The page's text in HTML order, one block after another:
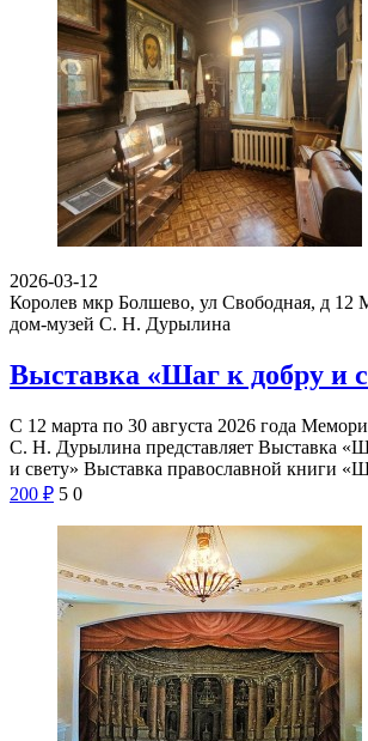
2026-03-12
Королев мкр Болшево, ул Свободная, д 12
дом-музей С. Н. Дурылина
Выставка «Шаг к добру и
С 12 марта по 30 августа 2026 года
С. Н. Дурылина представляет Выставка
и свету» Выставка православной книги
200 ₽ 5 0